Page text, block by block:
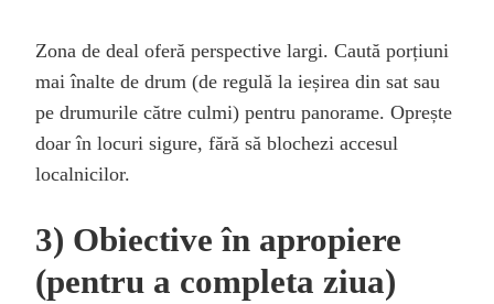
Zona de deal oferă perspective largi. Caută porțiuni
mai înalte de drum (de regulă la ieșirea din sat sau
pe drumurile către culmi) pentru panorame. Oprește
doar în locuri sigure, fără să blochezi accesul
localnicilor.
3) Obiective în apropiere
(pentru a completa ziua)